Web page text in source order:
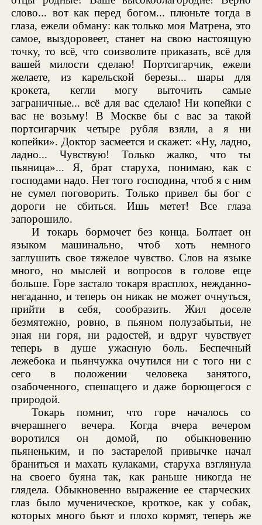
слово... вот как перед богом... плюньте тогда в
глаза, ежели обману: как только моя Матрена, это
самое, выздоровеет, станет на свою настоящую
точку, то всё, что соизволите приказать, всё для
вашей милости сделаю! Портсигарчик, ежели
желаете, из карельской березы... шары для
крокета, кегли могу выточить самые
заграничные... всё для вас сделаю! Ни копейки с
вас не возьму! В Москве бы с вас за такой
портсигарчик четыре рубля взяли, а я ни
копейки». Доктор засмеется и скажет: «Ну, ладно,
ладно... Чувствую! Только жалко, что ты
пьяница»... Я, брат старуха, понимаю, как с
господами надо. Нет того господина, чтоб я с ним
не сумел поговорить. Только привел бы бог с
дороги не сбиться. Ишь метет! Все глаза
запорошило.
И токарь бормочет без конца. Болтает он
языком машинально, чтоб хоть немного
заглушить свое тяжелое чувство. Слов на языке
много, но мыслей и вопросов в голове еще
больше. Горе застало токаря врасплох, нежданно-
негаданно, и теперь он никак не может очнуться,
прийти в себя, сообразить. Жил доселе
безмятежно, ровно, в пьяном полузабытьи, не
зная ни горя, ни радостей, и вдруг чувствует
теперь в душе ужасную боль. Беспечный
лежебока и пьянчужка очутился ни с того ни с
сего в положении человека занятого,
озабоченного, спешащего и даже борющегося с
природой.
Токарь помнит, что горе началось со
вчерашнего вечера. Когда вчера вечером
воротился он домой, по обыкновению
пьяненьким, и по застарелой привычке начал
браниться и махать кулаками, старуха взглянула
на своего буяна так, как раньше никогда не
глядела. Обыкновенно выражение ее старческих
глаз было мученическое, кроткое, как у собак,
которых много бьют и плохо кормят, теперь же